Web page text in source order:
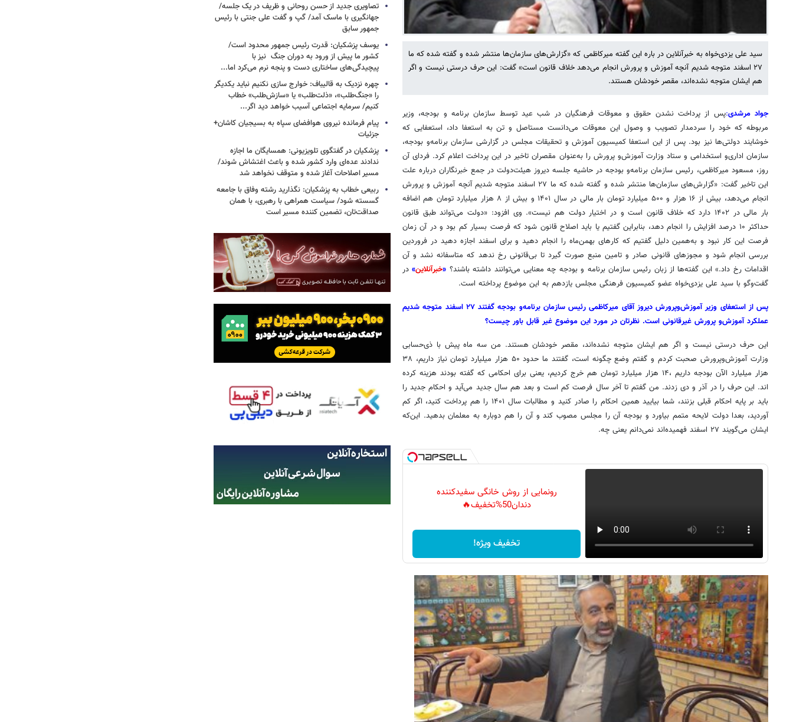
سید علی یزدی‌خواه به خبرآنلاین در باره این گفته میرکاظمی که «گزارش‌های سازمان‌ها منتشر شده و گفته شده که ما
۲۷ اسفند متوجه شدیم آنچه آموزش و پرورش انجام می‌دهد خلاف قانون است» گفت: این حرف درستی نیست و اگر
هم ایشان متوجه نشده‌اند، مقصر خودشان هستند.
جواد مرشدی:پس از پرداخت نشدن حقوق و معوقات فرهنگیان در شب عید توسط سازمان برنامه و بودجه‌، وزیر
مربوطه که خود را سردمدار تصویب و وصول این معوقات می‌دانست مستاصل و تن به استعفا داد، استعفایی که
خوشایند دولتی‌ها نیز بود. پس از این استعفا کمیسیون آموزش و تحقیقات مجلس در گزارشی سازمان برنامه‌و بودجه،
سازمان اداری‌و استخدامی و ستاد وزارت آموزش‌و پرورش را به‌عنوان مقصران تاخیر در این پرداخت اعلام کرد. فردای آن
روز، مسعود میرکاظمی، رئیس سازمان برنامه‌و بودجه در حاشیه جلسه دیروز هیئت‌دولت در جمع خبرنگاران درباره علت
این تاخیر گفت: «گزارش‌های سازمان‌ها منتشر شده و گفته شده که ما ۲۷ اسفند متوجه شدیم آنچه آموزش و پرورش
انجام می‌دهد، بیش از ۱۶ هزار و ۵۰۰ میلیارد تومان بار مالی در سال ۱۴۰۱ و بیش از ۸ هزار میلیارد تومان هم اضافه
بار مالی در ۱۴۰۲ دارد که خلاف قانون است و در اختیار دولت هم نیست». وی افزود: «دولت می‌تواند طبق قانون
حداکثر ۱۰ درصد افزایش را انجام دهد، بنابراین گفتیم یا باید اصلاح قانون شود که فرصت بسیار کم بود و در آن زمان
فرصت این کار نبود و به‌همین دلیل گفتیم که کارهای بهمن‌ماه را انجام دهید و برای اسفند اجازه دهید در فروردین
بررسی انجام شود و مجوزهای قانونی صادر و تامین منبع صورت گیرد تا بی‌قانونی رخ ندهد که متاسفانه نشد و آن
اقدامات رخ داد.» این گفته‌ها از زبان رئیس سازمان برنامه و بودجه چه معنایی می‌توانند داشته باشند؟ «خبرآنلاین»در
گفت‌وگو با سید علی یزدی‌خواه عضو کمیسیون فرهنگی مجلس یازدهم به این موضوع پرداخته است.
پس از استعفای وزیر آموزش‌وپرورش دیروز آقای میرکاظمی رئیس سازمان برنامه‌و بودجه گفتند ۲۷ اسفند متوجه شدیم
عملکرد آموزش‌و پرورش غیرقانونی است. نظرتان در مورد این موضوع غیر قابل باور چیست؟
این حرف درستی نیست و اگر هم ایشان متوجه نشده‌اند، مقصر خودشان هستند. من سه ماه پیش با ذی‌حسابی
وزارت آموزش‌وپرورش صحبت کردم و گفتم وضع چگونه است، گفتند ما حدود ۵۰ هزار میلیارد تومان نیاز داریم، ۳۸
هزار میلیارد الآن بودجه داریم ،۱۴ هزار میلیارد تومان هم خرج کردیم، یعنی برای احکامی که گفته بودند هزینه کرده
اند. این حرف را در آذر و دی زدند. من گفتم تا آخر سال فرصت کم است و بعد هم سال جدید می‌آید و احکام جدید را
باید بر پایه احکام قبلی بزنند، شما بیایید همین احکام را صادر کنید و مطالبات سال ۱۴۰۱ را هم پرداخت کنید، اگر کم
آوردید، بعدا دولت لایحه متمم بیاورد و بودجه آن را مجلس مصوب کند و آن را هم دوباره به معلمان بدهید. این‌که
ایشان می‌گویند ۲۷ اسفند فهمیده‌اند نمی‌دانم یعنی چه.
رونمایی از روش خانگی سفیدکننده
دندان50%تخفیف🔥
تخفیف ویژه!
تصاویری جدید از حسن روحانی و ظریف در یک جلسه/
جهانگیری با ماسک آمد/ گپ و گفت علی جنتی با رئیس
جمهور سابق
یوسف پزشکیان: قدرت رئیس‌ جمهور محدود است/
کشور ما پیش از ورود به دوران جنگ نیز با
پیچیدگی‌های ساختاری دست و پنجه نرم می‌کرد اما...
چهره نزدیک به قالیباف: خوارج سازی نکنیم نباید یکدیگر
را «جنگ‌طلب»، «ذلت‌طلب» یا «سازش‌طلب» خطاب
کنیم/ سرمایه اجتماعی آسیب خواهد دید اگر...
پیام فرمانده نیروی هوافضای سپاه به بسیجیان کاشان+
جزئیات
پزشکیان در گفتگوی تلویزیونی: همسایگان ما اجازه
ندادند عده‌ای وارد کشور شده و باعث اغتشاش شوند/
مسیر اصلاحات آغاز شده و متوقف نخواهد شد
ربیعی خطاب به پزشکیان: نگذارید رشته وفاق با جامعه
گسسته شود/ سیاست همراهی با رهبری، با همان
صداقت‌تان، تضمین کننده مسیر است